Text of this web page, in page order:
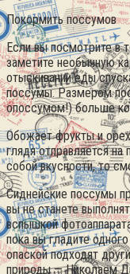
Покормить поссумов
Если вы посмотрите в
заметите необычную
отыскивании еды
поссумы. Размером
опоссумом!) больше
Обожает фрукты и
глядя отправляется на
собой вкусности, то
Сиднейские поссумы
вы не станете
вспышкой
пока вы гладите
опаской подходят
природы — Николаем